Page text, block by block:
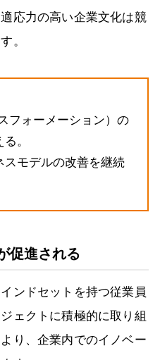
応力の高い企業文化は競
。
フォーメーション）の
。
モデルの改善を継続
促進される
ンドセットを持つ従業員
ェクトに積極的に取り組
り、企業内でのイノベー